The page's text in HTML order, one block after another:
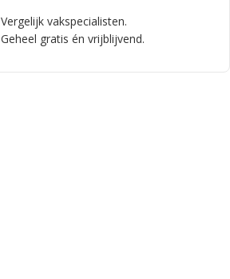
Vergelijk vakspecialisten.
Geheel gratis én vrijblijvend.